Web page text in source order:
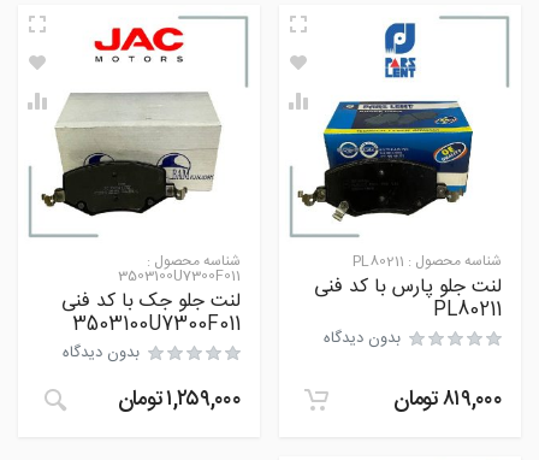
شناسه محصول : PL80211
لنت جلو پارس با کد فنی
PL80211
بدون دیدگاه
۸۱۹,۰۰۰تومان
شناسه محصول :
3503100U7300F011
لنت جلو جک با کد فنی
3503100U7300F011
بدون دیدگاه
۱,۲۵۹,۰۰۰تومان